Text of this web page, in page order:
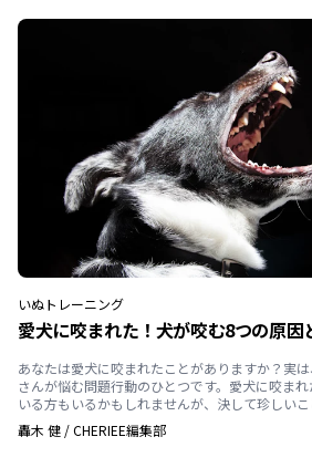
いぬトレーニング
愛犬に咬まれた！犬が咬む8つの原因
あなたは愛犬に咬まれたことがありますか？実
さんが悩む問題行動のひとつです。愛犬に咬ま
いる方もいるかもしれませんが、決して珍しいこ
轟木 健 /CHERIEE編集部